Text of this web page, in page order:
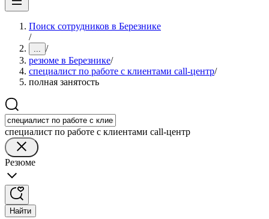
Поиск сотрудников в Березнике
/
... /
резюме в Березнике/
специалист по работе с клиентами call-центр/
полная занятость
специалист по работе с клиентами call-центр
Резюме
Найти